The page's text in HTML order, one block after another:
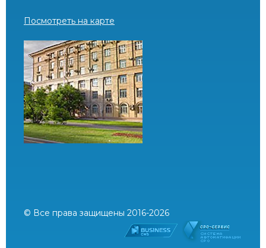
Посмотреть на карте
© Все права защищены 2016-2026